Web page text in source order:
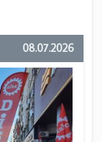
08.07.2026